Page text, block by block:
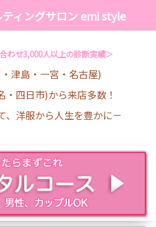
ィングサロン emi style
わせ3,000人以上の診断実績＞
津島・一宮・名古屋)
・四日市)から来店多数！
、洋服から人生を豊かに－